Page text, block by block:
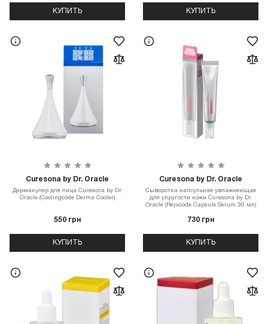
КУПИТЬ КУПИТЬ
Curesona by Dr. Oracle
Дермакулер для лица Curesona by Dr.
Oracle (Coolingcode Derma Cooler)
550 грн
КУПИТЬ
Curesona by Dr. Oracle
Сыворотка капсульная увлажняющая
для упругости кожи Curesona by Dr.
Oracle (Rejucode Capsule Serum 30 мл)
730 грн
КУПИТЬ